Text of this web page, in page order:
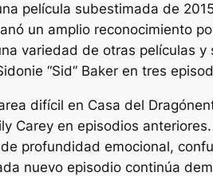
película subestimada de
un amplio reconocimiento
variedad de otras películas
“Sid” Baker en tres
difícil en Casa del Dragón
Carey en episodios
profundidad emocional,
nuevo episodio continúa